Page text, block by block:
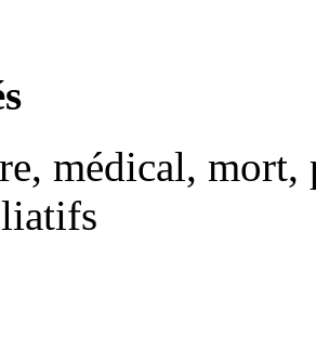
médical, mort,